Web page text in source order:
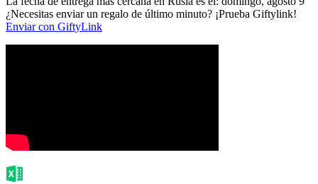
¿Necesitas enviar un regalo de último minuto? ¡Prueba Giftylink!
Enviar con GiftyLink